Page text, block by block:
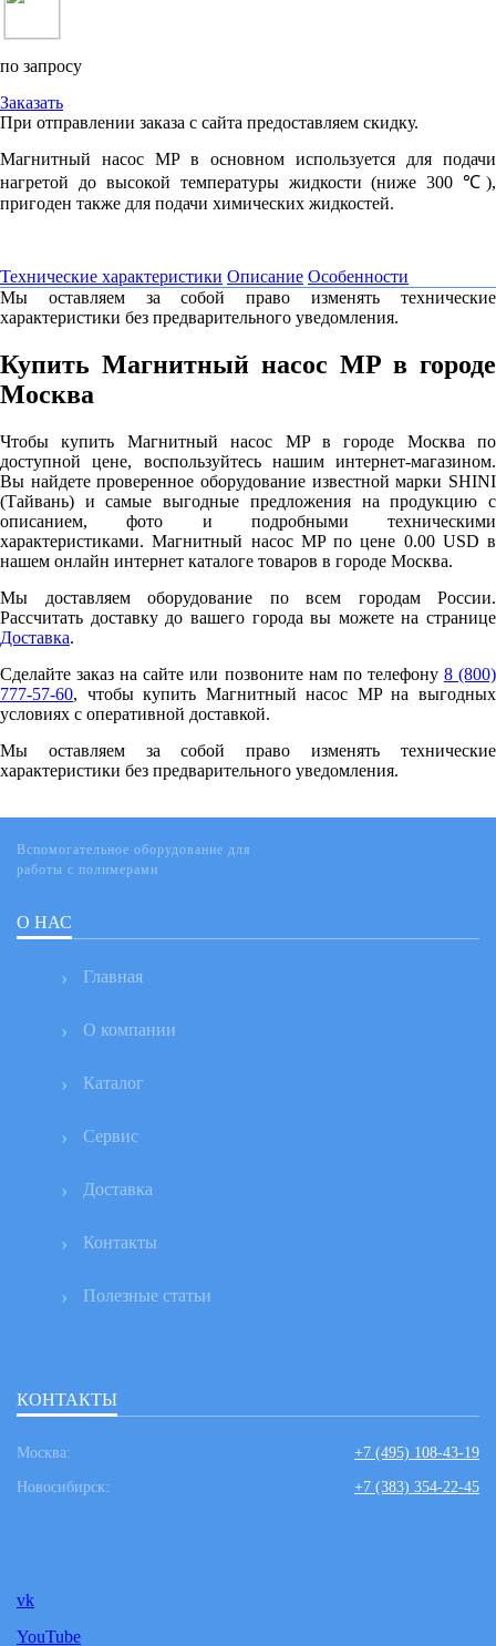
по запросу
Заказать
При отправлении заказа с сайта предоставляем скидку.
Магнитный насос MP в основном используется для подачи
нагретой до высокой температуры жидкости (ниже 300 ℃),
пригоден также для подачи химических жидкостей.
Технические характеристики Описание Особенности
Мы оставляем за собой право изменять технические
характеристики без предварительного уведомления.
Купить Магнитный насос MP в городе
Москва
Чтобы купить Магнитный насос MP в городе Москва по
доступной цене, воспользуйтесь нашим интернет-магазином.
Вы найдете проверенное оборудование известной марки SHINI
(Тайвань) и самые выгодные предложения на продукцию с
описанием, фото и подробными техническими
характеристиками. Магнитный насос MP по цене 0.00 USD в
нашем онлайн интернет каталоге товаров в городе Москва.
Мы доставляем оборудование по всем городам России.
Рассчитать доставку до вашего города вы можете на странице
Доставка.
Сделайте заказ на сайте или позвоните нам по телефону 8 (800)
777-57-60, чтобы купить Магнитный насос MP на выгодных
условиях с оперативной доставкой.
Мы оставляем за собой право изменять технические
характеристики без предварительного уведомления.
Вспомогательное оборудование для
работы с полимерами
О НАС
Главная
О компании
Каталог
Сервис
Доставка
Контакты
Полезные статьи
КОНТАКТЫ
Москва: +7 (495) 108-43-19
Новосибирск: +7 (383) 354-22-45
vk
YouTube